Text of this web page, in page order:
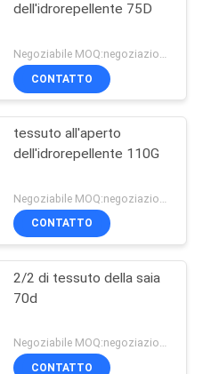
dell'idrorepellente 75D
CONTATTO
tessuto all'aperto
dell'idrorepellente 110G
CONTATTO
2/2 di tessuto della saia
70d
Negoziabile MOQ:negoziazione
CONTATTO